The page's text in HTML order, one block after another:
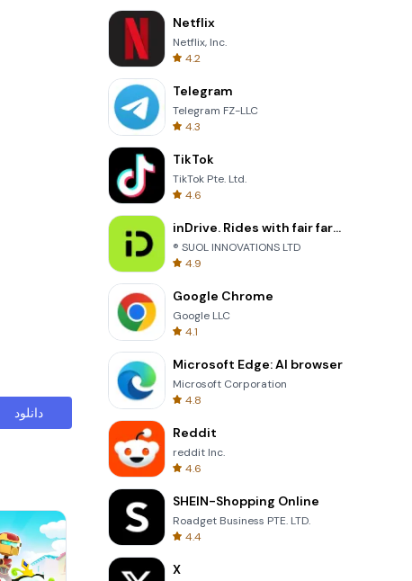
دانلود
Netflix
Netflix, Inc.
4.2
Telegram
Telegram FZ-LLC
4.3
TikTok
TikTok Pte. Ltd.
4.6
inDrive. Rides with fair fares
® SUOL INNOVATIONS LTD
4.9
Google Chrome
Google LLC
4.1
Microsoft Edge: AI browser
Microsoft Corporation
4.8
Reddit
reddit Inc.
4.6
SHEIN-Shopping Online
Roadget Business PTE. LTD.
4.4
X